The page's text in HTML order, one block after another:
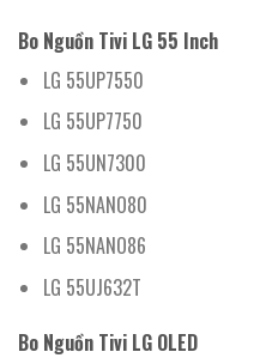
Bo Nguồn Tivi LG 55 Inch
LG 55UP7550
LG 55UP7750
LG 55UN7300
LG 55NANO80
LG 55NANO86
LG 55UJ632T
Bo Nguồn Tivi LG OLED